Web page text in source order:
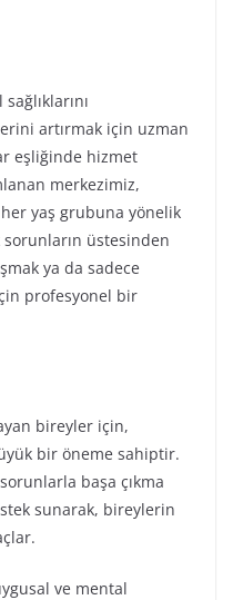
artırmak için uzman
eşliğinde hizmet
merkezimiz,
yaş grubuna yönelik
üstesinden
ya da sadece
profesyonel bir
bireyler için,
bir öneme sahiptir.
başa çıkma
sunarak, bireylerin
ve mental